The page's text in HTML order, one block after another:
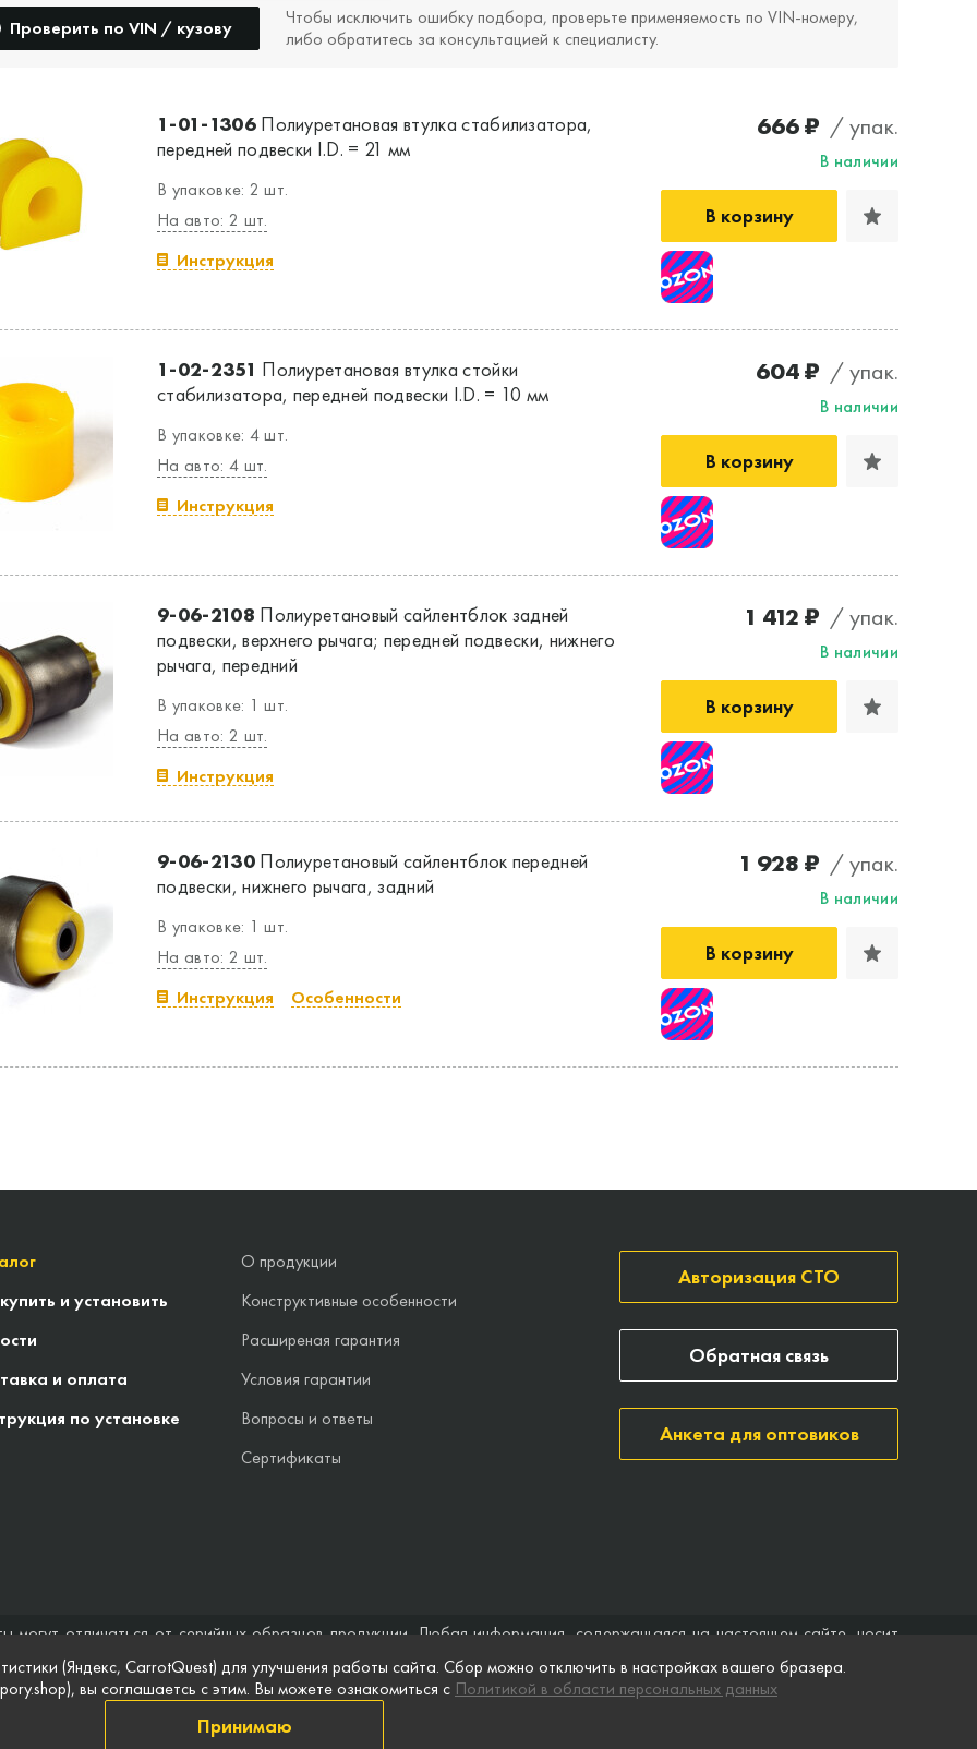
Проверить по VIN / кузову
Чтобы исключить ошибку подбора, проверьте применяемость по VIN‑номеру,
либо обратитесь за консультацией к специалисту.
1-01-1306Полиуретановая втулка стабилизатора,
передней подвески I.D. = 21 мм
В упаковке: 2 шт.
На авто: 2 шт.
Инструкция
666 ₽ / упак.
В наличии
В корзину
1-02-2351 Полиуретановая втулка стойки
стабилизатора, передней подвески I.D. = 10 мм
В упаковке: 4 шт.
На авто: 4 шт.
Инструкция
604 ₽ / упак.
В наличии
В корзину
9-06-2108 Полиуретановый сайлентблок задней
подвески, верхнего рычага; передней подвески, нижнего
рычага, передний
В упаковке: 1 шт.
На авто: 2 шт.
Инструкция
1 412 ₽ / упак.
В наличии
В корзину
9-06-2130Полиуретановый сайлентблок передней
подвески, нижнего рычага, задний
В упаковке: 1 шт.
На авто: 2 шт.
Инструкция
Особенности
1 928 ₽ / упак.
В наличии
В корзину
и установить
и оплата
по установке
О продукции
Конструктивные особенности
Расширеная гарантия
Условия гарантии
Вопросы и ответы
Сертификаты
Авторизация СТО
Анкета для оптовиков
Обратная связь
могут отличаться от серийных образцов продукции. Любая информация, содержащаяся на настоящем сайте, носит
не может быть расценена как предложение заключить договор (публичная оферта). Компания Точка опоры
полноты информации на веб-сайте, а также по поводу беспрепятственного доступа к нему в любое время. Технические
приведены для примера и могут быть изменены в любое время без предварительного уведомления.
(Яндекс, CarrotQuest) для улучшения работы сайта. Сбор можно отключить в настройках вашего бразера.
вы соглашаетсь с этим. Вы можете ознакомиться с Политикой в области персональных данных
Принимаю